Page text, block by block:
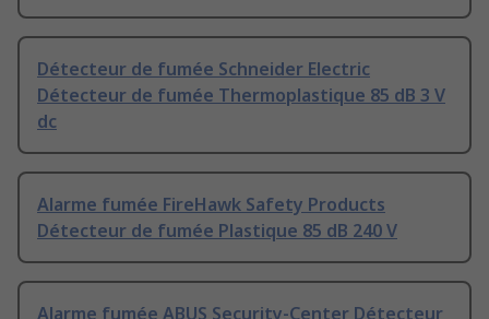
Détecteur de fumée Schneider Electric
Détecteur de fumée Thermoplastique 85 dB 3 V
dc
Alarme fumée FireHawk Safety Products
Détecteur de fumée Plastique 85 dB 240 V
Alarme fumée ABUS Security-Center Détecteur